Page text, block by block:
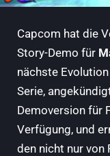
Capcom hat die
Story-Demo für
nächste
Serie,
Demoversion für
Verfügung, und
den nicht nur von